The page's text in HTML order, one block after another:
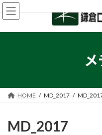
コ
ン
ン
ナ
ビ
ー
HOME MD_2017
MD_2017